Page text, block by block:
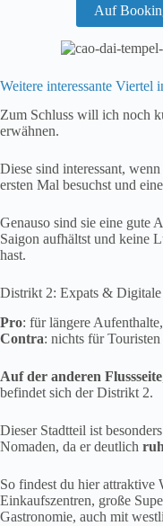
Auf
Weitere interessante
Zum Schluss will ich noch
erwähnen.
Diese sind interessant,
ersten Mal besuchst und
Genauso sind sie eine gute
Saigon aufhältst und keine
hast.
Distrikt 2: Expats &
Pro: für längere
Contra: nichts für Touristen
Auf der anderen Flussseite
befindet sich der Distrikt 2.
Dieser Stadtteil ist
Nomaden, da er deutlich
So findest du hier attraktive
Einkaufszentren, große
Gastronomie, auch mit